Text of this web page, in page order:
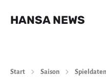
HANSA NEWS
Start Saison Spieldaten